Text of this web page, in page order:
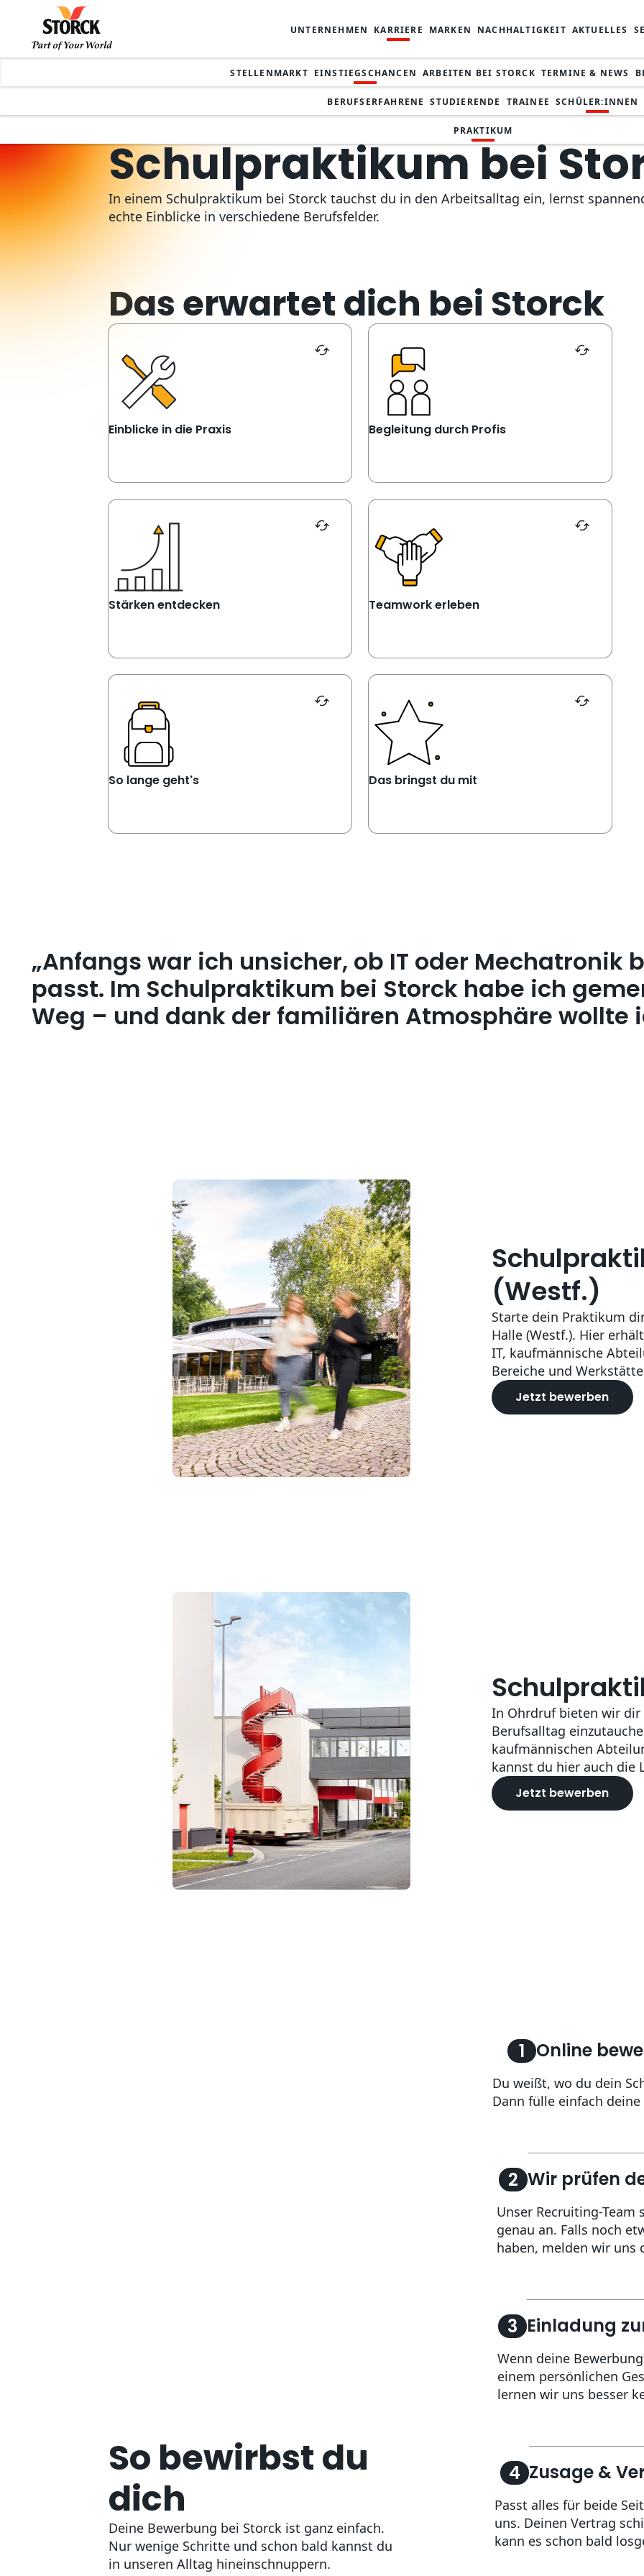
UNTERNEHMEN KARRIERE MARKEN NACHHALTIGKEIT AKTUELLES
STELLENMARKT EINSTIEGSCHANCEN ARBEITEN BEI STORCK TERMINE & NEWS
BERUFSERFAHRENE STUDIERENDE TRAINEE SCHÜLER:INNEN
PRAKTIKUM
Schulpraktikum bei
In einem Schulpraktikum bei Storck tauchst du in den Arbeitsalltag ein, lernst
echte Einblicke in verschiedene Berufsfelder.
Das erwartet dich bei Storck
Einblicke in die Praxis
Du interessierst dich für Technik, IT
oder Kaufmännisches? Bei uns
bekommst du Einblicke in: Technik,
Abteilungen – und in Ohrdruf zusätzlich
Einblicke in die Praxis
This is a flip card. Activated by pressing enter or spacebar, or alt + enter/ alt + space bar.
Begleitung durch Profis
Ausbilder:innen und Azubis stehen dir
jederzeit zur Seite. Sie zeigen dir,
worauf es ankommt, und unterstützen
dich dabei, Neues auszuprobieren.
This is a flip card. Activated by pressing enter or
Stärken entdecken
Nutze dein Praktikum, um
herauszufinden, wo deine Talente
This is a flip card. Activated by pressing enter or spacebar, or alt + enter/ alt + space bar.
Teamwork erleben
Von Anfang an bist du Teil des Teams.
Gemeinsam anpacken, voneinander
funktioniert das Miteinander bei
This is a flip card. Activated by pressing enter or
So lange geht's
Je nach Schule oder Wunsch dauert
dein Praktikum bei Storck zwischen
Pflichtpraktikum oder freiwillig in den
This is a flip card. Activated by pressing enter or spacebar, or alt + enter/ alt + space bar.
Das bringst du mit
Was zählt, ist dein Interesse und deine
Lernbereitschaft. Wenn du offen und
zuverlässig bist und Lust hast, im Team
mitzuarbeiten, bist du bei uns genau
This is a flip card. Activated by pressing enter or
„Anfangs war ich unsicher, ob IT oder Mechatronik
passt. Im Schulpraktikum bei Storck habe ich
Weg – und dank der familiären Atmosphäre wollte
(Westf.)
Starte dein Praktikum
Halle (Westf.). Hier
IT, kaufmännische
Bereiche und
Jetzt bewerben
In Ohrdruf bieten wir
Berufsalltag
kaufmännischen
kannst du hier auch die
Jetzt bewerben
So bewirbst du
dich
Deine Bewerbung bei Storck ist ganz einfach.
Nur wenige Schritte und schon bald kannst du
in unseren Alltag hineinschnuppern.
1 Online
Du weißt, wo du dein
Dann fülle einfach
2 Wir prüfen
Unser Recruiting-Team
genau an. Falls noch
haben, melden wir uns
3 Einladung
Wenn deine
einem persönlichen
lernen wir uns besser
4 Zusage &
Passt alles für beide
uns. Deinen Vertrag
kann es schon bald